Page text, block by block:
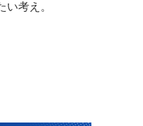
い考え。